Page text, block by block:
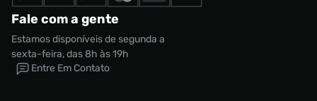
Fale com a gente
Estamos disponíveis de segunda a
sexta-feira, das 8h às 19h
Entre Em Contato